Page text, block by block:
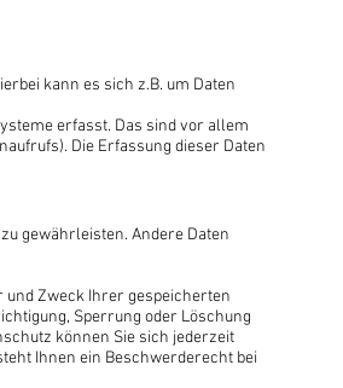
kann es sich z.B. um Daten
erfasst. Das sind vor allem
Die Erfassung dieser Daten
gewährleisten. Andere Daten
und Zweck Ihrer gespeicherten
Sperrung oder Löschung
können Sie sich jederzeit
Ihnen ein Beschwerderecht bei